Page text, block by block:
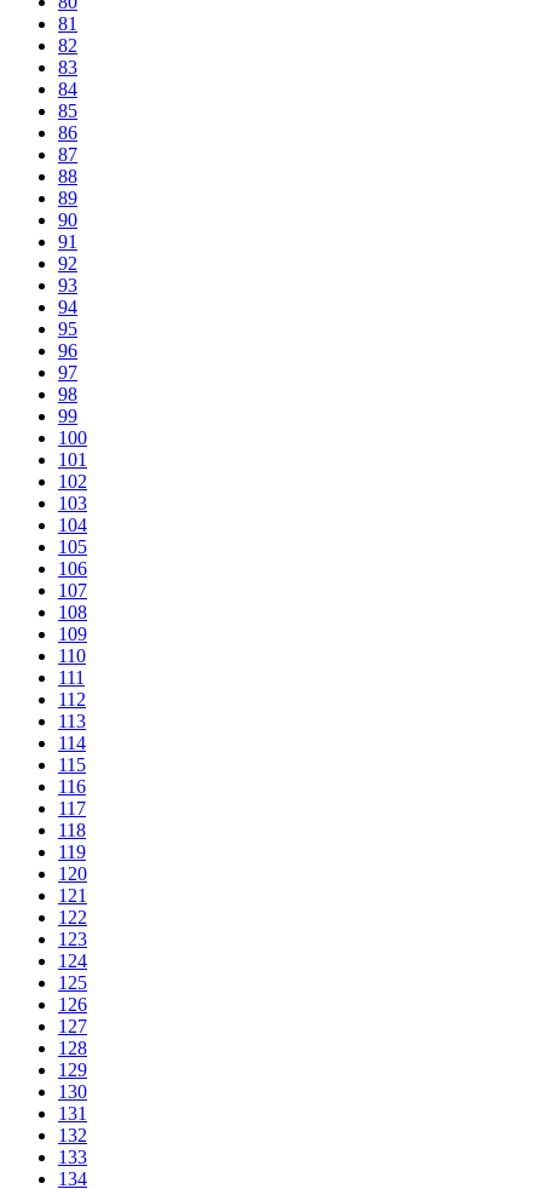
81
82
83
84
85
86
87
88
89
90
91
92
93
94
95
96
97
98
99
100
101
102
103
104
105
106
107
108
109
110
111
112
113
114
115
116
117
118
119
120
121
122
123
124
125
126
127
128
129
130
131
132
133
134